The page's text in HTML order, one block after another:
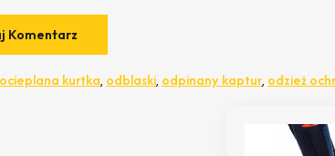
ocieplana kurtka, odblaski, odpinany kaptur, odzież